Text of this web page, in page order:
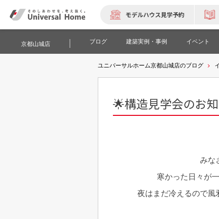
モデルハウス見学予約
京都山城店 ブログ 建築実例・事例 イベント
ユニバーサルホーム京都山城店のブログ
🌟構造見学会のお
みな
寒かった日々が
夜はまだ冷えるので